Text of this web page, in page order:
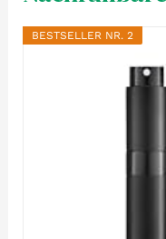
BESTSELLER NR. 2